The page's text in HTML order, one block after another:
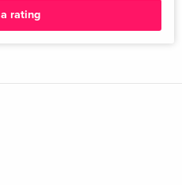
rating